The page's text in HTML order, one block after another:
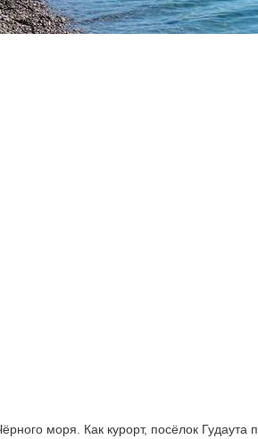
моря. Как курорт, посёлок Гудаута